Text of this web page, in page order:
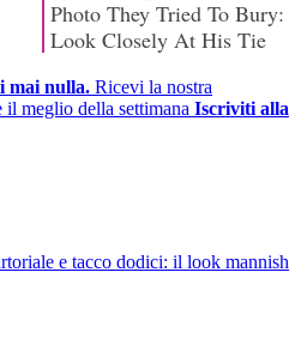
mai nulla. Ricevi la nostra
meglio della settimana Iscriviti alla
e tacco dodici: il look mannish